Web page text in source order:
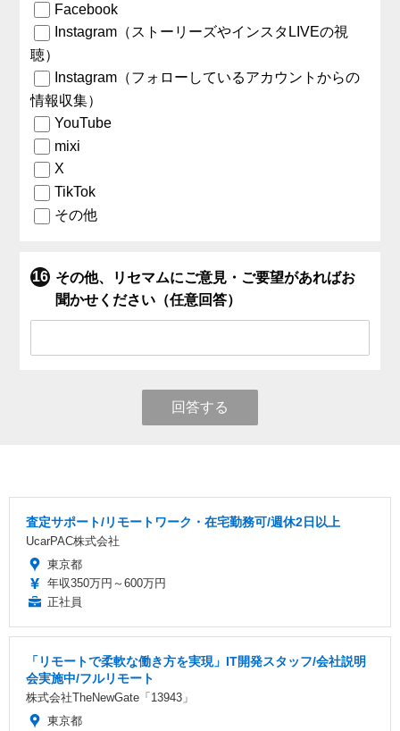
Facebook
Instagram（ストーリーズやインスタLIVEの視
聴）
Instagram（フォローしているアカウントからの
情報収集）
YouTube
mixi
X
TikTok
その他
その他、リセマムにご意見・ご要望があればお
聞かせください（任意回答）
回答する
査定サポート/リモートワーク・在宅勤務可/週休2日以上
UcarPAC株式会社
東京都
年収350万円～600万円
正社員
「リモートで柔軟な働き方を実現」IT開発スタッフ/会社説明
会実施中/フルリモート
株式会社TheNewGate「13943」
東京都